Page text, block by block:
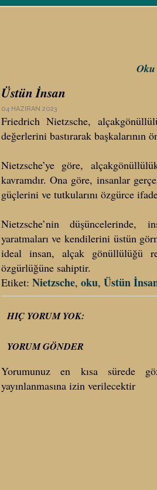
Oku
Üstün İnsan
04 HAZIRAN 2023
Friedrich Nietzsche,
değerlerini bastırarak başkalarının
Nietzsche’ye göre,
kavramdır. Ona göre, insanlar
güçlerini ve tutkularını özgürce
Nietzsche’nin düşüncelerinde,
yaratmaları ve kendilerini üstün
ideal insan, alçak gönüllülüğü
özgürlüğüne sahiptir.
Etiket: Nietzsche, oku, Üstün
HIÇ YORUM YOK:
YORUM GÖNDER
Yorumunuz en kısa sürede
yayınlanmasına izin verilecektir